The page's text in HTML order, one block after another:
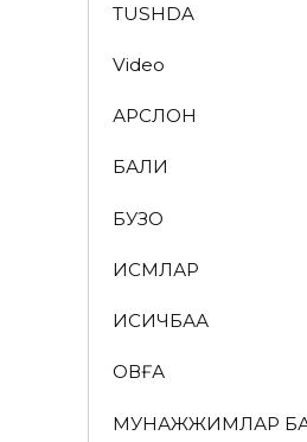
TUSHDA
Video
АРСЛОН
БАЛИҚ
БУЗОҚ
ИСМЛАР
ҚИСҚИЧБАҚА
ҚОВҒА
МУНАЖЖИМЛАР